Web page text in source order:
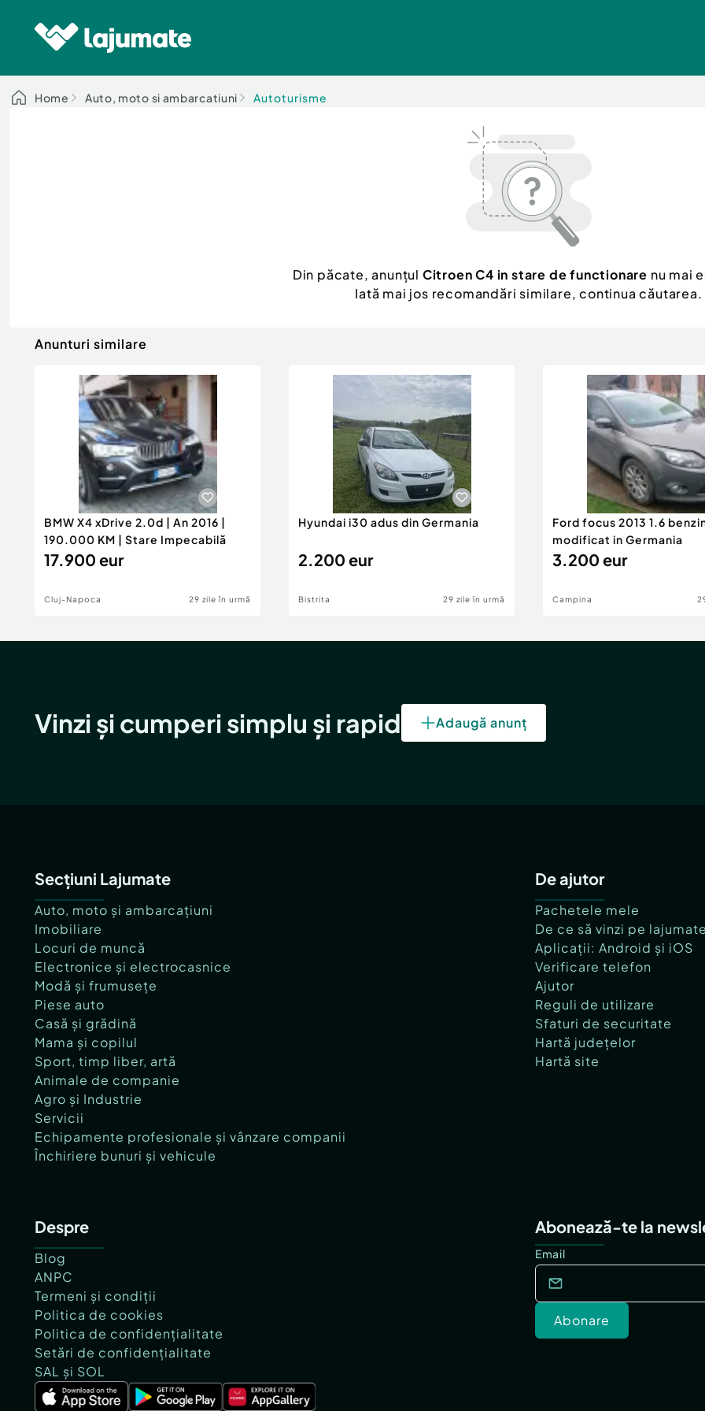
Home Auto, moto si ambarcatiuni Autoturisme
Din păcate, anunțul Citroen C4 in stare de functionare nu mai
Iată mai jos recomandări similare, continua căutarea.
Anunturi similare
BMW X4 xDrive 2.0d | An 2016 |
190.000 KM | Stare Impecabilă
17.900 eur
Cluj-Napoca 29 zile în urmă
Hyundai i30 adus din Germania
2.200 eur
Bistrita 29 zile în urmă
Ford focus 2013 1.6
modificat in Germania
3.200 eur
Campina
Vinzi și cumperi simplu și rapid Adaugă anunț
Secțiuni Lajumate
Auto, moto și ambarcațiuni
Imobiliare
Locuri de muncă
Electronice și electrocasnice
Modă și frumusețe
Piese auto
Casă și grădină
Mama și copilul
Sport, timp liber, artă
Animale de companie
Agro și Industrie
Servicii
Echipamente profesionale și vânzare companii
Închiriere bunuri și vehicule
De ajutor
Pachetele mele
De ce să vinzi pe
Aplicații: Android și iOS
Verificare telefon
Ajutor
Reguli de utilizare
Sfaturi de securitate
Hartă județelor
Hartă site
Despre
Blog
ANPC
Termeni și condiții
Politica de cookies
Politica de confidențialitate
Setări de confidențialitate
SAL și SOL
Abonează-te la
Email
Abonare